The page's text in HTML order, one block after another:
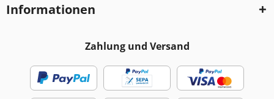
Informationen
Zahlung und Versand